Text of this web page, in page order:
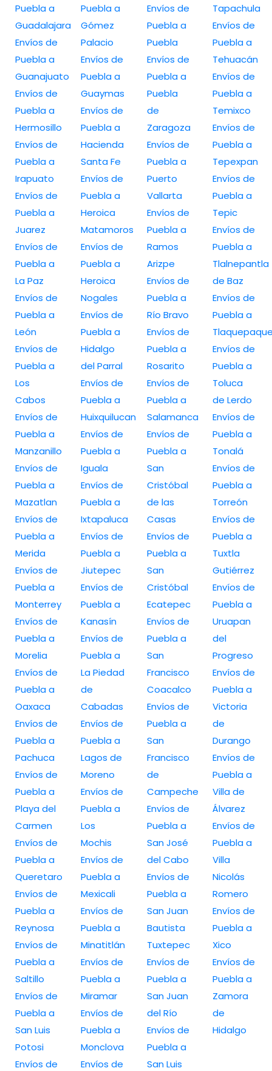
Puebla a
Guadalajara
Envíos de
Puebla a
Guanajuato
Envíos de
Puebla a
Hermosillo
Envíos de
Puebla a
Irapuato
Envíos de
Puebla a
Juarez
Envíos de
Puebla a
La Paz
Envíos de
Puebla a
León
Envíos de
Puebla a
Los
Cabos
Envíos de
Puebla a
Manzanillo
Envíos de
Puebla a
Mazatlan
Envíos de
Puebla a
Merida
Envíos de
Puebla a
Monterrey
Envíos de
Puebla a
Morelia
Envíos de
Puebla a
Oaxaca
Envíos de
Puebla a
Pachuca
Envíos de
Puebla a
Playa del
Carmen
Envíos de
Puebla a
Queretaro
Envíos de
Puebla a
Reynosa
Envíos de
Puebla a
Saltillo
Envíos de
Puebla a
San Luis
Potosi
Envíos de
Puebla a
Gómez
Palacio
Envíos de
Puebla a
Guaymas
Envíos de
Puebla a
Hacienda
Santa Fe
Envíos de
Puebla a
Heroica
Matamoros
Envíos de
Puebla a
Heroica
Nogales
Envíos de
Puebla a
Hidalgo
del Parral
Envíos de
Puebla a
Huixquilucan
Envíos de
Puebla a
Iguala
Envíos de
Puebla a
Ixtapaluca
Envíos de
Puebla a
Jiutepec
Envíos de
Puebla a
Kanasín
Envíos de
Puebla a
La Piedad
de
Cabadas
Envíos de
Puebla a
Lagos de
Moreno
Envíos de
Puebla a
Los
Mochis
Envíos de
Puebla a
Mexicali
Envíos de
Puebla a
Minatitlán
Envíos de
Puebla a
Miramar
Envíos de
Puebla a
Monclova
Envíos de
Envíos de
Puebla a
Puebla
Envíos de
Puebla a
Puebla
de
Zaragoza
Envíos de
Puebla a
Puerto
Vallarta
Envíos de
Puebla a
Ramos
Arizpe
Envíos de
Puebla a
Río Bravo
Envíos de
Puebla a
Rosarito
Envíos de
Puebla a
Salamanca
Envíos de
Puebla a
San
Cristóbal
de las
Casas
Envíos de
Puebla a
San
Cristóbal
Ecatepec
Envíos de
Puebla a
San
Francisco
Coacalco
Envíos de
Puebla a
San
Francisco
de
Campeche
Envíos de
Puebla a
San José
del Cabo
Envíos de
Puebla a
San Juan
Bautista
Tuxtepec
Envíos de
Puebla a
San Juan
del Río
Envíos de
Puebla a
San Luis
Tapachula
Envíos de
Puebla a
Tehuacán
Envíos de
Puebla a
Temixco
Envíos de
Puebla a
Tepexpan
Envíos de
Puebla a
Tepic
Envíos de
Puebla a
Tlalnepantla
de Baz
Envíos de
Puebla a
Envíos de
Puebla a
Toluca
de Lerdo
Envíos de
Puebla a
Tonalá
Envíos de
Puebla a
Torreón
Envíos de
Puebla a
Tuxtla
Gutiérrez
Envíos de
Puebla a
Uruapan
del
Progreso
Envíos de
Puebla a
Victoria
de
Durango
Envíos de
Puebla a
Villa de
Álvarez
Envíos de
Puebla a
Villa
Nicolás
Romero
Envíos de
Puebla a
Xico
Envíos de
Puebla a
Zamora
de
Hidalgo